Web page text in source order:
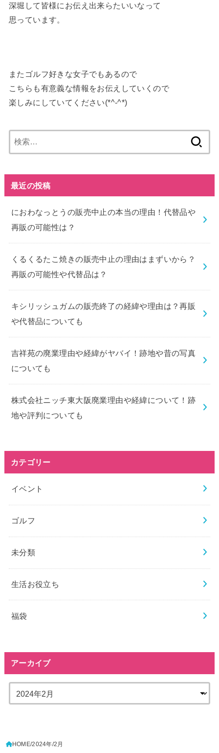
深堀して皆様にお伝え出来らたいいなって
思っています。
またゴルフ好きな女子でもあるので
こちらも有意義な情報をお伝えしていくので
楽しみにしていてください(*^-^*)
索:
最近の投稿
におわなっとうの販売中止の本当の理由！代替品や
再販の可能性は？
くるくるたこ焼きの販売中止の理由はまずいから？
再販の可能性や代替品は？
キシリッシュガムの販売終了の経緯や理由は？再販
や代替品についても
吉祥苑の廃業理由や経緯がヤバイ！跡地や昔の写真
についても
株式会社ニッチ東大阪廃業理由や経緯について！跡
地や評判についても
カテゴリー
イベント
ゴルフ
未分類
生活お役立ち
福袋
アーカイブ
HOME 2024年 2月